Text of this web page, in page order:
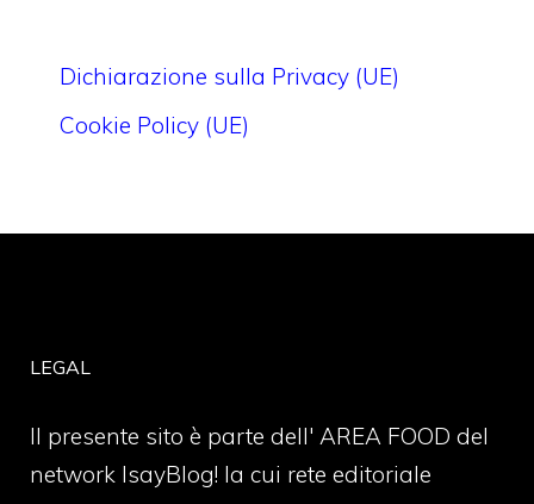
Dichiarazione sulla Privacy (UE)
Cookie Policy (UE)
LEGAL
Il presente sito è parte dell' AREA FOOD del
network IsayBlog! la cui rete editoriale